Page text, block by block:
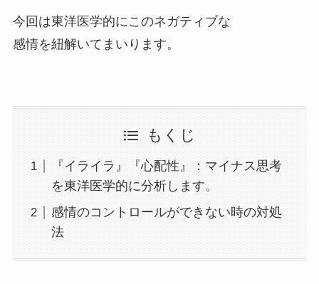
今回は東洋医学的にこのネガティブな
感情を紐解いてまいります。
もくじ
『イライラ』『心配性』：マイナス思考
を東洋医学的に分析します。
感情のコントロールができない時の対処
法